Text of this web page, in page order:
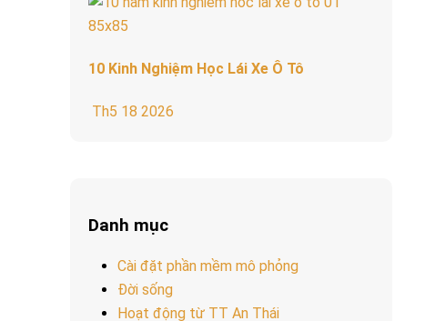
10 Kinh Nghiệm Học Lái Xe Ô Tô
Th5 18 2026
Danh mục
Cài đặt phần mềm mô phỏng
Đời sống
Hoạt động từ TT An Thái